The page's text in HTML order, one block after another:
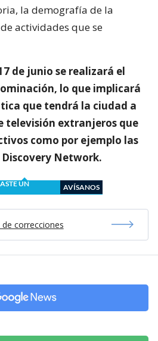
la demografía de la
actividades que se
de junio se realizará el
lo que implicará
que tendrá la ciudad a
televisión extranjeros que
como por ejemplo las
Network.
UN
AVÍSANOS
correcciones